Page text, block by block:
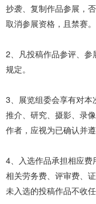
抄袭、复制作品参展，
取消参展资格，且禁赛。
2、凡投稿作品参评、
规定。
3、展览组委会享有对本
推介、研究、摄影、录
作者，应视为已确认并
4、入选作品承担相应费
相关劳务费、评审费、
未入选的投稿作品不收任